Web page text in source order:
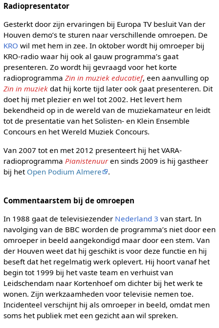
Radiopresentator
Gesterkt door zijn ervaringen bij Europa TV besluit Van der
Houven demo’s te sturen naar verschillende omroepen. De
KRO wil met hem in zee. In oktober wordt hij omroeper bij
KRO-radio waar hij ook al gauw programma’s gaat
presenteren. Zo wordt hij gevraagd voor het korte
radioprogramma Zin in muziek educatief, een aanvulling op
Zin in muziekdat hij korte tijd later ook gaat presenteren. Dit
doet hij met plezier en wel tot 2002. Het levert hem
bekendheid op in de wereld van de muziekamateur en leidt
tot de presentatie van het Solisten- en Klein Ensemble
Concours en het Wereld Muziek Concours.
Van 2007 tot en met 2012 presenteert hij het VARA-
radioprogramma Pianistenuuren sinds 2009 is hij gastheer
bij het Open Podium Almere .
Commentaarstem bij de omroepen
In 1988 gaat de televisiezender Nederland 3 van start. In
navolging van de BBC worden de programma’s niet door een
omroeper in beeld aangekondigd maar door een stem. Van
der Houven weet dat hij geschikt is voor deze functie en hij
beseft dat het regelmatig werk oplevert. Hij hoort vanaf het
begin tot 1999 bij het vaste team en verhuist van
Leidschendam naar Kortenhoef om dichter bij het werk te
wonen. Zijn werkzaamheden voor televisie nemen toe.
Incidenteel verschijnt hij als omroeper in beeld, omdat men
soms het publiek met een gezicht aan wil spreken.